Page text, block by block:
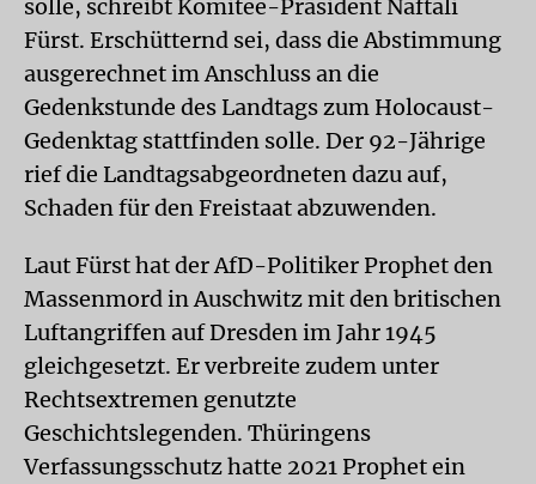
solle, schreibt Komitee-Präsident Naftali
Fürst. Erschütternd sei, dass die Abstimmung
ausgerechnet im Anschluss an die
Gedenkstunde des Landtags zum Holocaust-
Gedenktag stattfinden solle. Der 92-Jährige
rief die Landtagsabgeordneten dazu auf,
Schaden für den Freistaat abzuwenden.
Laut Fürst hat der AfD-Politiker Prophet den
Massenmord in Auschwitz mit den britischen
Luftangriffen auf Dresden im Jahr 1945
gleichgesetzt. Er verbreite zudem unter
Rechtsextremen genutzte
Geschichtslegenden. Thüringens
Verfassungsschutz hatte 2021 Prophet ein